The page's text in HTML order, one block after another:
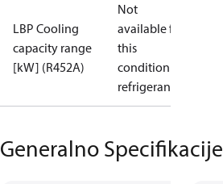
LBP Cooling
capacity range
[kW] (R452A)
Not
available for
this
condition /
refrigerant
Generalno Specifikacije